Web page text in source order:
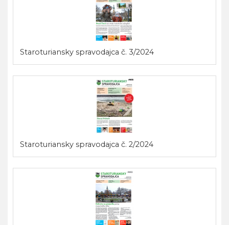
Staroturiansky spravodajca č. 3/2024
Staroturiansky spravodajca č. 2/2024